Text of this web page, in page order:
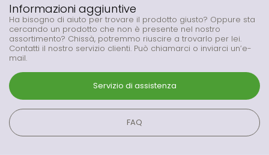
Informazioni aggiuntive
Ha bisogno di aiuto per trovare il prodotto giusto? Oppure sta
cercando un prodotto che non è presente nel nostro
assortimento? Chissà, potremmo riuscire a trovarlo per lei.
Contatti il nostro servizio clienti. Può chiamarci o inviarci un’e-
mail.
Servizio di assistenza
FAQ